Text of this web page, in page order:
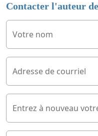
Contacter l'auteur
Votre nom
Adresse de courriel
Entrez à nouveau